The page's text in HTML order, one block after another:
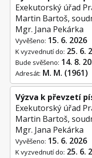
Exekutorský úřad
Martin Bartoš,
Mgr. Jana Pekárka
Vyvěšeno: 15. 6. 2026
Adresát: M. M. (1961)
K vyzvednutí do: 25. 6.
Bude svěšeno: 14. 8.
Výzva k převzetí
Exekutorský úřad
Martin Bartoš,
Mgr. Jana Pekárka
Vyvěšeno: 15. 6. 2026
K vyzvednutí do: 25. 6.